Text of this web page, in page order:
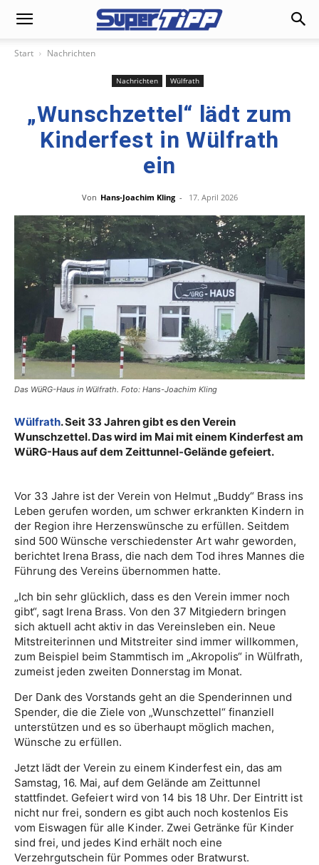
Start Nachrichten
Nachrichten Wülfrath
„Wunschzettel“ lädt zum
Kinderfest in Wülfrath
ein
Von Hans-Joachim Kling - 17. April 2026
Das WüRG-Haus in Wülfrath. Foto: Hans-Joachim Kling
Wülfrath. Seit 33 Jahren gibt es den Verein
Wunschzettel. Das wird im Mai mit einem Kinderfest am
WüRG-Haus auf dem Zeittunnel-Gelände gefeiert.
Vor 33 Jahre ist der Verein von Helmut „Buddy“ Brass ins
Leben gerufen worden, um schwer erkrankten Kindern in
der Region ihre Herzenswünsche zu erfüllen. Seitdem
sind 500 Wünsche verschiedenster Art wahr geworden,
berichtet Irena Brass, die nach dem Tod ihres Mannes die
Führung des Vereins übernommen hatte.
„Ich bin sehr glücklich, dass es den Verein immer noch
gibt“, sagt Irena Brass. Von den 37 Mitgiedern bringen
sich aktuell acht aktiv in das Vereinsleben ein. Neue
Mitstreiterinnen und Mitstreiter sind immer willkommen,
zum Beispiel beim Stammtisch im „Akropolis“ in Wülfrath,
zumeist jeden zweiten Donnerstag im Monat.
Der Dank des Vorstands geht an die Spenderinnen und
Spender, die die Ziele von „Wunschzettel“ finanziell
unterstützen und es so überhaupt möglich machen,
Wünsche zu erfüllen.
Jetzt lädt der Verein zu einem Kinderfest ein, das am
Samstag, 16. Mai, auf dem Gelände am Zeittunnel
stattfindet. Gefeiert wird von 14 bis 18 Uhr. Der Eintritt ist
nicht nur frei, sondern es gibt auch noch kostenlos Eis
vom Eiswagen für alle Kinder. Zwei Getränke für Kinder
sind frei, und jedes Kind erhält noch eine
Verzehrgutschein für Pommes oder Bratwurst.